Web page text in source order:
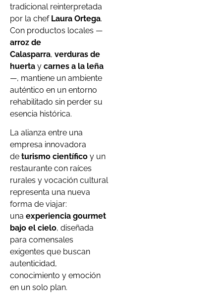
tradicional reinterpretada
por la chef Laura Ortega.
Con productos locales —
arroz de
Calasparra, verduras de
huerta y carnes a la leña
—, mantiene un ambiente
auténtico en un entorno
rehabilitado sin perder su
esencia histórica.
La alianza entre una
empresa innovadora
de turismo científico y un
restaurante con raíces
rurales y vocación cultural
representa una nueva
forma de viajar:
una experiencia gourmet
bajo el cielo, diseñada
para comensales
exigentes que buscan
autenticidad,
conocimiento y emoción
en un solo plan.